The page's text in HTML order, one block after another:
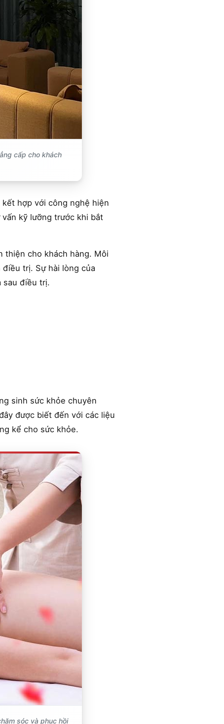
cấp cho khách
hợp với công nghệ hiện
kỹ lưỡng trước khi bắt
thiện cho khách hàng. Môi
trị. Sự hài lòng của
sau điều trị.
sinh sức khỏe chuyên
được biết đến với các liệu
kể cho sức khỏe.
sóc và phục hồi